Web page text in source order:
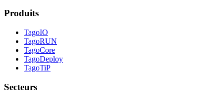
Produits
TagoIO
TagoRUN
TagoCore
TagoDeploy
TagoTiP
Secteurs